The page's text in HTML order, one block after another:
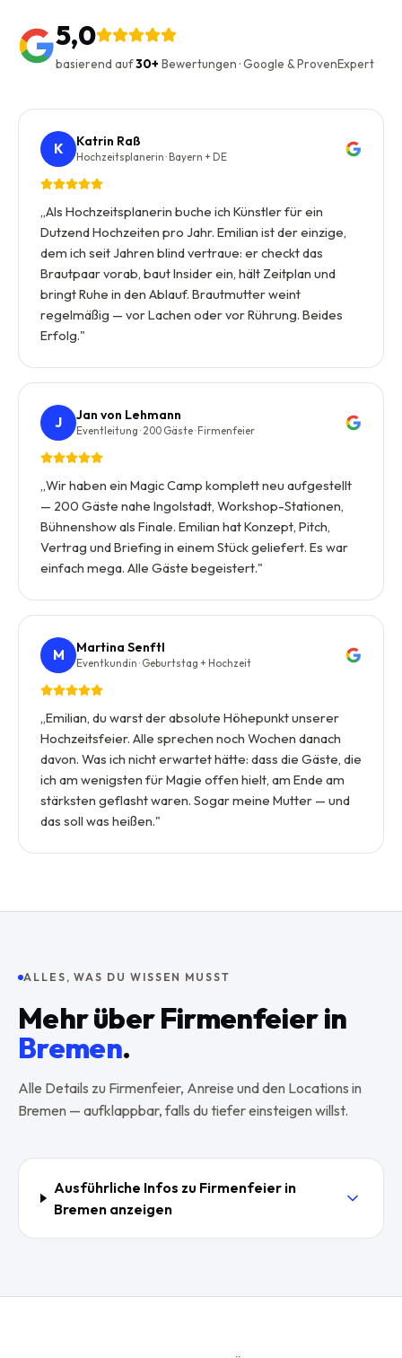
5,0
basierend auf30+ Bewertungen · Google & ProvenExpert
K Katrin Raß
Hochzeitsplanerin · Bayern + DE
„Als Hochzeitsplanerin buche ich Künstler für ein
Dutzend Hochzeiten pro Jahr. Emilian ist der einzige,
dem ich seit Jahren blind vertraue: er checkt das
Brautpaar vorab, baut Insider ein, hält Zeitplan und
bringt Ruhe in den Ablauf. Brautmutter weint
regelmäßig — vor Lachen oder vor Rührung. Beides
Erfolg."
J Jan von Lehmann
Eventleitung · 200 Gäste · Firmenfeier
„Wir haben ein Magic Camp komplett neu aufgestellt
— 200 Gäste nahe Ingolstadt, Workshop-Stationen,
Bühnenshow als Finale. Emilian hat Konzept, Pitch,
Vertrag und Briefing in einem Stück geliefert. Es war
einfach mega. Alle Gäste begeistert."
M Martina Senftl
Eventkundin · Geburtstag + Hochzeit
„Emilian, du warst der absolute Höhepunkt unserer
Hochzeitsfeier. Alle sprechen noch Wochen danach
davon. Was ich nicht erwartet hätte: dass die Gäste, die
ich am wenigsten für Magie offen hielt, am Ende am
stärksten geflasht waren. Sogar meine Mutter — und
das soll was heißen."
ALLES, WAS DU WISSEN MUSST
Mehr überFirmenfeierin
Bremen.
Alle Details zu Firmenfeier, Anreise und den Locations in
Bremen — aufklappbar, falls du tiefer einsteigen willst.
Ausführliche Infos zu Firmenfeierin
Bremenanzeigen